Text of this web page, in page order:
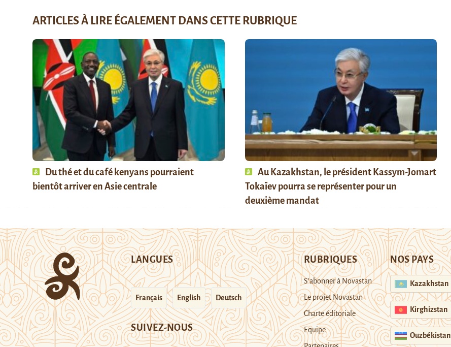
ARTICLES À LIRE ÉGALEMENT DANS CETTE RUBRIQUE
Du thé et du café kenyans pourraient
bientôt arriver en Asie centrale
Au Kazakhstan, le président Kassym-Jomart
Tokaïev pourra se représenter pour un
deuxième mandat
LANGUES
Français English Deutsch
SUIVEZ-NOUS
RUBRIQUES
S’abonner à Novastan
Le projet Novastan
Charte éditoriale
Equipe
NOS PAYS
Kazakhstan
Kirghizstan
Ouzbékistan